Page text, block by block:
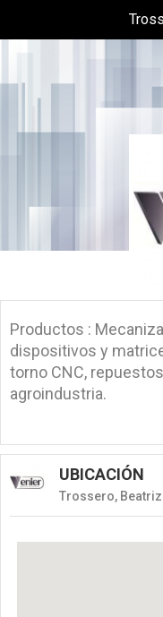
Productos :
dispositivos y
torno CNC,
agroindustria.
UBICACIÓN
Trossero, Beatriz